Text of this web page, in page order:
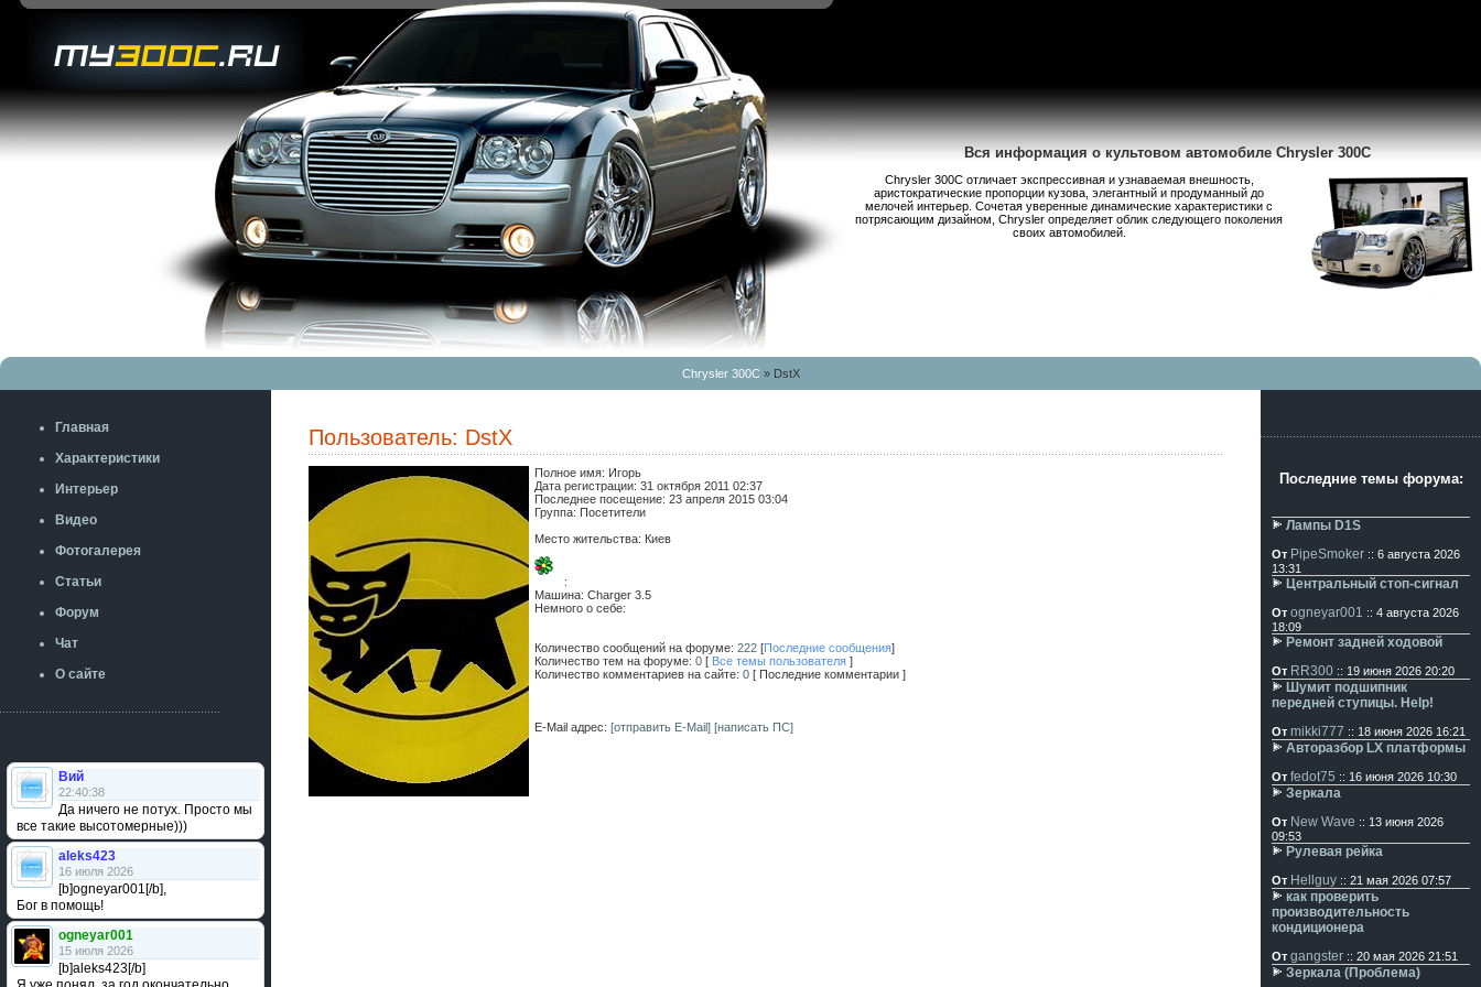
Вся информация о культовом автомобиле Chrysler 300C
Chrysler 300С отличает экспрессивная и узнаваемая внешность,
аристократические пропорции кузова, элегантный и продуманный до
мелочей интерьер. Сочетая уверенные динамические характеристики с
потрясающим дизайном, Chrysler определяет облик следующего поколения
своих автомобилей.
Chrysler 300C» DstX
Главная
Характеристики
Интерьер
Видео
Фотогалерея
Статьи
Форум
Чат
О сайте
Вий
22:40:38
Да ничего не потух. Просто мы
все такие высотомерные)))
aleks423
16 июля 2026
[b]ogneyar001[/b],
Бог в помощь!
ogneyar001
15 июля 2026
[b]aleks423[/b]
Пользователь: DstX
Полное имя: Игорь
Дата регистрации:31 октября 2011 02:37
Последнее посещение:23 апреля 2015 03:04
Группа: Посетители
Место жительства: Киев
:
Машина:Charger 3.5
Немного о себе:
Количество сообщений на форуме:222 [Последние сообщения]
Количество тем на форуме:0 [ Все темы пользователя ]
Количество комментариев на сайте:0 [ Последние комментарии ]
E-Mail адрес:[отправить E-Mail] [написать ПС]
Последние темы форума:
Лампы D1S
От PipeSmoker :: 6 августа 2026
13:31
Центральный стоп-сигнал
От ogneyar001 :: 4 августа 2026
18:09
Ремонт задней ходовой
От RR300 :: 19 июня 2026 20:20
Шумит подшипник
передней ступицы. Help!
От mikki777 :: 18 июня 2026 16:21
Авторазбор LX платформы
От fedot75 :: 16 июня 2026 10:30
Зеркала
От New Wave :: 13 июня 2026
09:53
Рулевая рейка
От Hellguy :: 21 мая 2026 07:57
как проверить
производительность
кондиционера
От gangster :: 20 мая 2026 21:51
Зеркала (Проблема)